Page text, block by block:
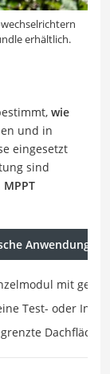
erhältlich.
wie
und in
eingesetzt
sind
Anwendung
mit
Test- oder
Dachflächen